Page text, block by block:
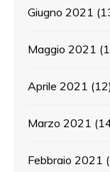
Giugno 2021
Maggio 2021
Aprile 2021 (12)
Marzo 2021
Febbraio 2021